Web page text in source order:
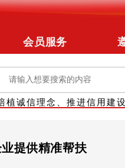
植诚信理念、推进信用建
会员服务
会员管理
政企对接
信用审批
提供精准帮扶